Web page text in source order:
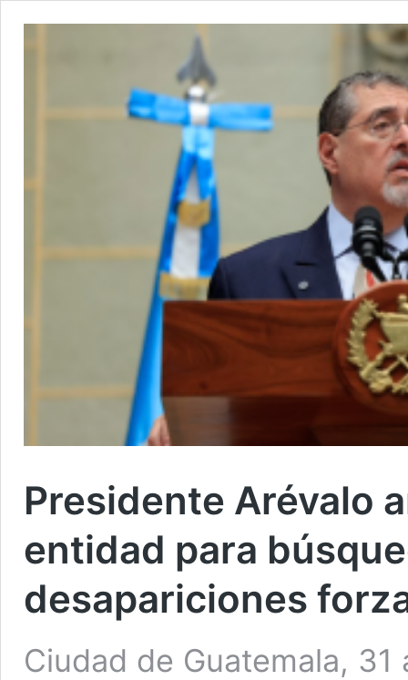
Presidente Arévalo
entidad para
desapariciones
Ciudad de Guatemala,